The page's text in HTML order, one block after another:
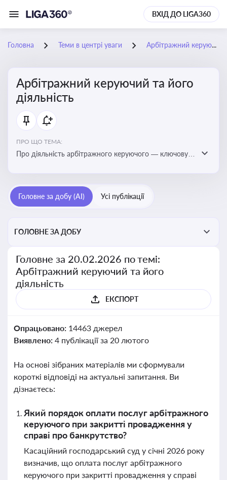
ВХІД ДО LIGA360
Головна Теми в центрі уваги Арбітражний керуючий та його діяльність
Арбітражний керуючий та його
діяльність
ПРО ЩО ТЕМА:
Про діяльність арбітражного керуючого — ключову
Головне за добу (AI) Усі публікації
ГОЛОВНЕ ЗА ДОБУ
Головне за 20.02.2026 по темі:
Арбітражний керуючий та його
діяльність
ЕКСПОРТ
Опрацьовано: 14463 джерел
Виявлено: 4 публікації за 20 лютого
На основі зібраних матеріалів ми сформували
короткі відповіді на актуальні запитання. Ви
дізнаєтесь:
Який порядок оплати послуг арбітражного
керуючого при закритті провадження у
справі про банкрутство?
Касаційний господарський суд у січні 2026 року
визначив, що оплата послуг арбітражного
керуючого при закритті провадження у справі